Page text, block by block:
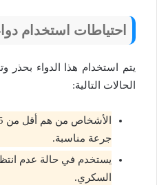
احتياطات استخدام
يتم استخدام هذا الدواء
الحالات التالية:
جرعة مناسبة.
يستخدم في حالة عدم
السكري.